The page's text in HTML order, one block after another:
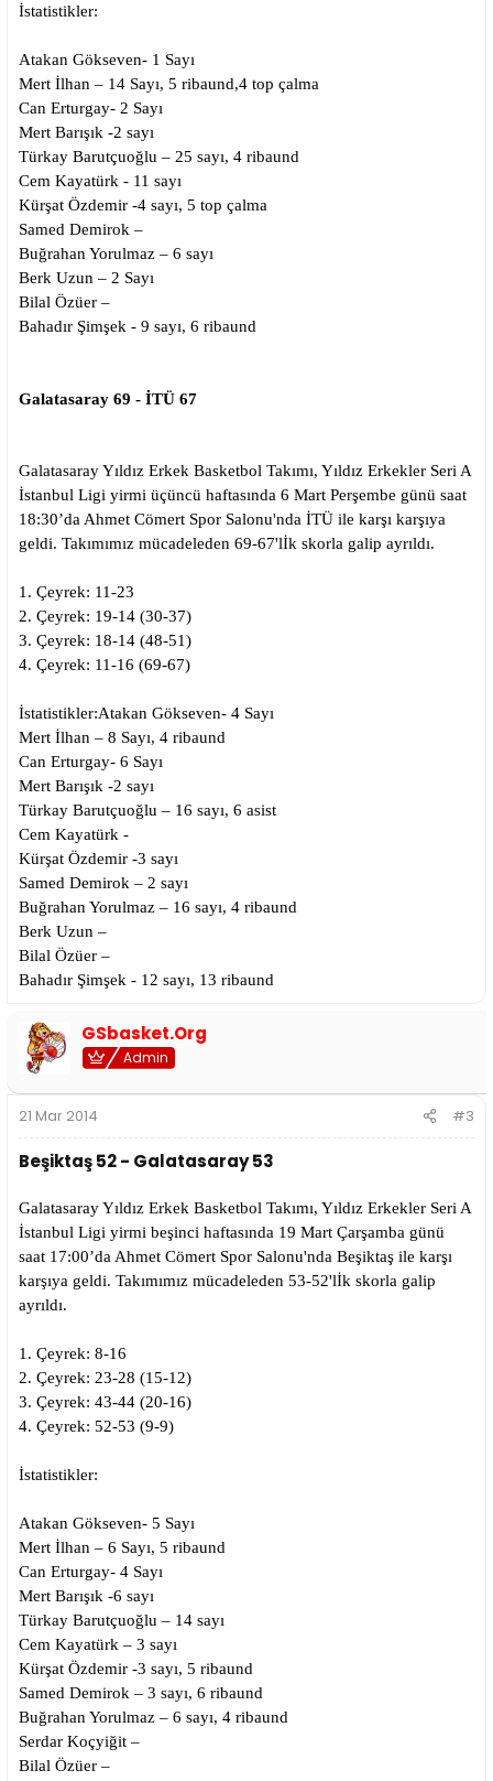
İstatistikler:
Atakan Gökseven- 1 Sayı
Mert İlhan – 14 Sayı, 5 ribaund,4 top çalma
Can Erturgay- 2 Sayı
Mert Barışık -2 sayı
Türkay Barutçuoğlu – 25 sayı, 4 ribaund
Cem Kayatürk - 11 sayı
Kürşat Özdemir -4 sayı, 5 top çalma
Samed Demirok –
Buğrahan Yorulmaz – 6 sayı
Berk Uzun – 2 Sayı
Bilal Özüer –
Bahadır Şimşek - 9 sayı, 6 ribaund
Galatasaray 69 - İTÜ 67
Galatasaray Yıldız Erkek Basketbol Takımı, Yıldız Erkekler Seri A
İstanbul Ligi yirmi üçüncü haftasında 6 Mart Perşembe günü saat
18:30’da Ahmet Cömert Spor Salonu'nda İTÜ ile karşı karşıya
geldi. Takımımız mücadeleden 69-67'lİk skorla galip ayrıldı.
1. Çeyrek: 11-23
2. Çeyrek: 19-14 (30-37)
3. Çeyrek: 18-14 (48-51)
4. Çeyrek: 11-16 (69-67)
İstatistikler:Atakan Gökseven- 4 Sayı
Mert İlhan – 8 Sayı, 4 ribaund
Can Erturgay- 6 Sayı
Mert Barışık -2 sayı
Türkay Barutçuoğlu – 16 sayı, 6 asist
Cem Kayatürk -
Kürşat Özdemir -3 sayı
Samed Demirok – 2 sayı
Buğrahan Yorulmaz – 16 sayı, 4 ribaund
Berk Uzun –
Bilal Özüer –
Bahadır Şimşek - 12 sayı, 13 ribaund
GSbasket.Org
Admin
21 Mar 2014 #3
Beşiktaş 52 - Galatasaray 53
Galatasaray Yıldız Erkek Basketbol Takımı, Yıldız Erkekler Seri A
İstanbul Ligi yirmi beşinci haftasında 19 Mart Çarşamba günü
saat 17:00’da Ahmet Cömert Spor Salonu'nda Beşiktaş ile karşı
karşıya geldi. Takımımız mücadeleden 53-52'lİk skorla galip
ayrıldı.
1. Çeyrek: 8-16
2. Çeyrek: 23-28 (15-12)
3. Çeyrek: 43-44 (20-16)
4. Çeyrek: 52-53 (9-9)
İstatistikler:
Atakan Gökseven- 5 Sayı
Mert İlhan – 6 Sayı, 5 ribaund
Can Erturgay- 4 Sayı
Mert Barışık -6 sayı
Türkay Barutçuoğlu – 14 sayı
Cem Kayatürk – 3 sayı
Kürşat Özdemir -3 sayı, 5 ribaund
Samed Demirok – 3 sayı, 6 ribaund
Buğrahan Yorulmaz – 6 sayı, 4 ribaund
Serdar Koçyiğit –
Bilal Özüer –